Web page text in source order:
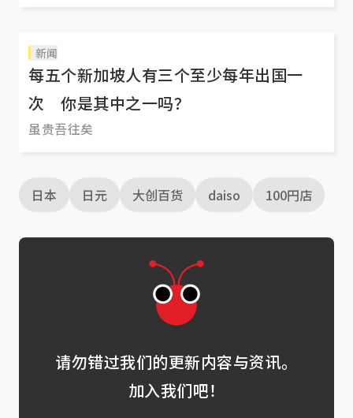
新闻
每五个新加坡人有三个至少每年出国一
次 你是其中之一吗？
虽贵吾往矣
日本 日元 大创百货 daiso 100円店
请勿错过我们的更新内容与资讯。
加入我们吧！